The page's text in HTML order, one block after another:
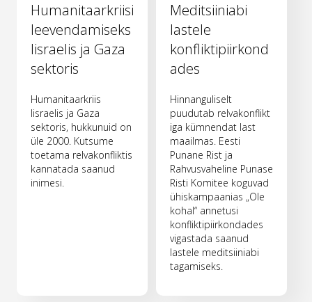
Humanitaarkriisi
leevendamiseks
Iisraelis ja Gaza
sektoris
Humanitaarkriis
Iisraelis ja Gaza
sektoris, hukkunuid on
üle 2000. Kutsume
toetama relvakonfliktis
kannatada saanud
inimesi.
Meditsiiniabi
lastele
konfliktipiirkond
ades
Hinnanguliselt
puudutab relvakonflikt
iga kümnendat last
maailmas. Eesti
Punane Rist ja
Rahvusvaheline Punase
Risti Komitee koguvad
ühiskampaanias „Ole
kohal“ annetusi
konfliktipiirkondades
vigastada saanud
lastele meditsiiniabi
tagamiseks.